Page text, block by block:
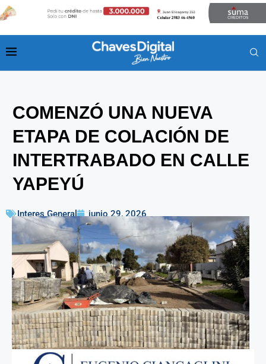
COMENZÓ UNA NUEVA
ETAPA DE COLACIÓN DE
INTERTRABADO EN CALLE
YAPEYÚ
Interes General junio 29, 2026